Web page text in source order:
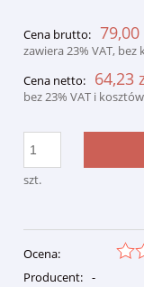
Cena brutto: 79,00
zawiera 23% VAT,
Cena netto:
64,23
bez 23% VAT i
szt.
Ocena:
Producent: -